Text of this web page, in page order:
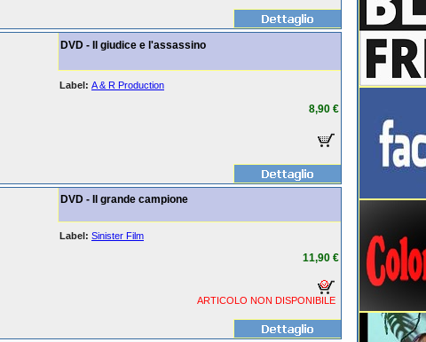
DVD - Il giudice e l'assassino
Label: A & R Production
8,90 €
DVD - Il grande campione
Label: Sinister Film
11,90 €
ARTICOLO NON DISPONIBILE